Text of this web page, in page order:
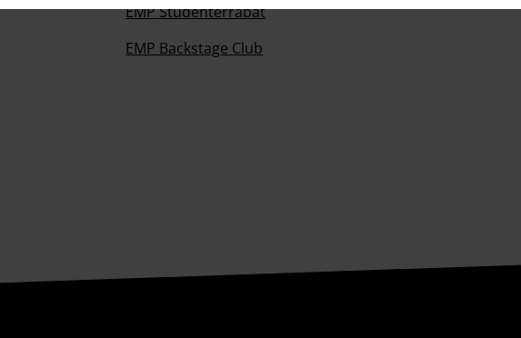
EMP Studenterrabat
EMP Backstage Club